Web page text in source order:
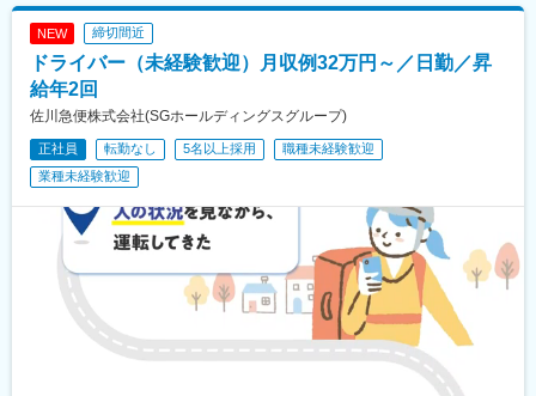
井駅、周防下郷駅、津和野駅、宇部新川駅、新下関駅、岡山駅、
新山口駅、博多駅、鳥取駅、倉吉駅、大田市駅、浜田駅、三次
駅、土橋駅(愛知県)、新神戸駅、新倉敷駅、西条駅(広島県)、清流
新岩国駅、小倉駅(福岡県)、博多南駅、福井駅、東寺駅、高槻駅、
東向日駅、千里丘駅、玉川駅(大阪府)、中津駅(地下鉄)、川西能勢
開駅、芦屋川駅、山陽姫路駅、田中口駅、神戸駅(兵庫県)、倉敷市
駅、山頂駅(千光寺山)、電鉄出雲市駅、猿猴橋町駅、広電宮島口
(富山県)、福井駅(福井県)、野田阪神駅、雲雀丘花屋敷駅、天王寺
駅前駅、信貴山下駅、芦屋駅(阪神線)、西元町駅、西川緑道公園駅
NEW 締切間近
ドライバー（未経験歓迎）月収例32万円～／日勤／昇
給年2回
佐川急便株式会社(SGホールディングスグループ)
正社員 転勤なし 5名以上採用
職種未経験歓迎
業種未経験歓迎